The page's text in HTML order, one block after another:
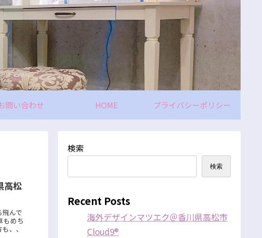
問い合わせ HOME プライバシーポリシー
高松
んで
もめち
、、
検索
検索
Recent Posts
海外デザインマツエク＠香川県高松市
Cloud9®